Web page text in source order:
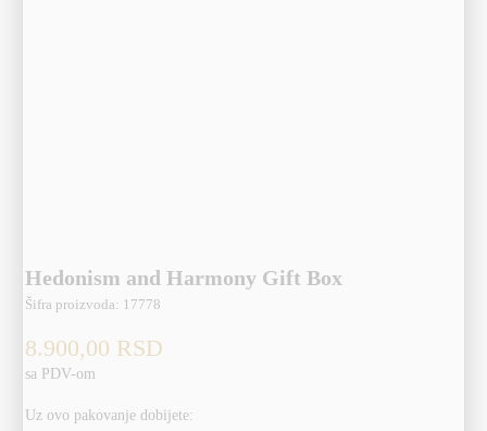
Hedonism and Harmony Gift Box
Šifra proizvoda: 17778
8.900,00 RSD
sa PDV-om
Uz ovo pakovanje dobijete: